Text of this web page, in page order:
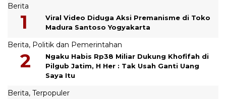
Berita
Viral Video Diduga Aksi Premanisme di Toko
Madura Santoso Yogyakarta
Berita, Politik dan Pemerintahan
Ngaku Habis Rp38 Miliar Dukung Khofifah di
Pilgub Jatim, H Her : Tak Usah Ganti Uang
Saya Itu
Berita, Terpopuler